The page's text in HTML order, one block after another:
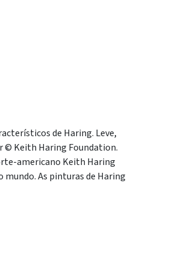
de Haring. Leve,
© Keith Haring Foundation.
americano Keith Haring
mundo. As pinturas de Haring